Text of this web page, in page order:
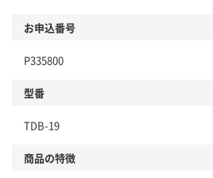
お申込番号
P335800
型番
TDB-19
商品の特徴